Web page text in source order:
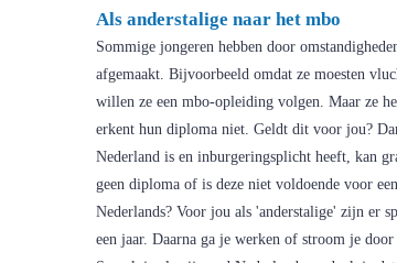
Als anderstalige naar het mbo
Sommige jongeren hebben door
afgemaakt. Bijvoorbeeld omdat ze moesten
willen ze een mbo-opleiding volgen. Maar ze
erkent hun diploma niet. Geldt dit voor jou?
Nederland is en inburgeringsplicht heeft, kan
geen diploma of is deze niet voldoende voor
Nederlands? Voor jou als 'anderstalige' zijn er
een jaar. Daarna ga je werken of stroom je